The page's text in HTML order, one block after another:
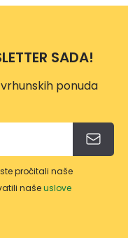
SADA!
ponuda
pročitali naše
našeuslove